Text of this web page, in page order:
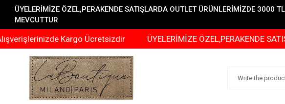
ÜYELERİMİZE ÖZEL,PERAKENDE SATIŞLARDA OUTLET ÜRÜNLERİMİZDE
MEVCUTTUR
Kargo Ücretsizdir ÜYELERİMİZE ÖZEL,PERAKENDE